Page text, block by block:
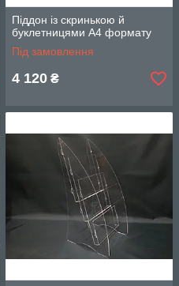
Піддон із скринькою й
буклетницями А4 формату
Під замовлення
4 120 ₴